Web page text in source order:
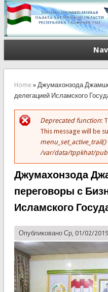
You are here
Home» Джумахонзода
делегацией Исламского
Error
Deprecated function:
This message will be
menu_set_active_trail()
/var/data/tppkhat/
Джумахонзода
переговоры с
Исламского
Опубликовано Ср, 01/02/